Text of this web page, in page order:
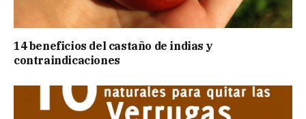
14 beneficios del castaño de indias y
contraindicaciones